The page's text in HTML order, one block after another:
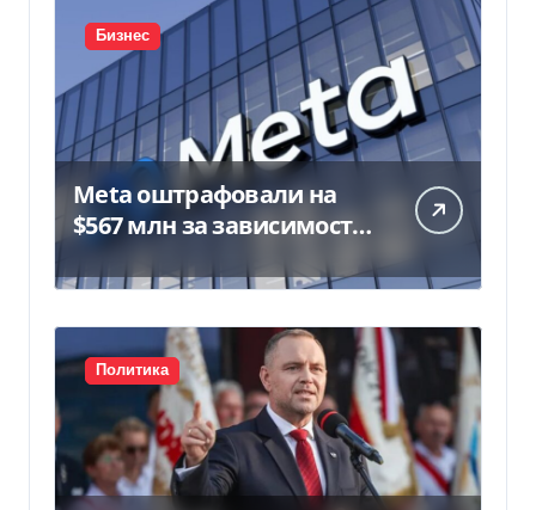
Бизнес
Meta оштрафовали на
$567 млн за зависимость
у подростков
Политика